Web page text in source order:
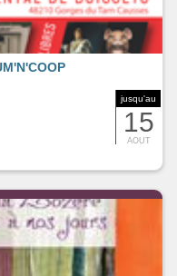
jusqu'au
15
AOUT